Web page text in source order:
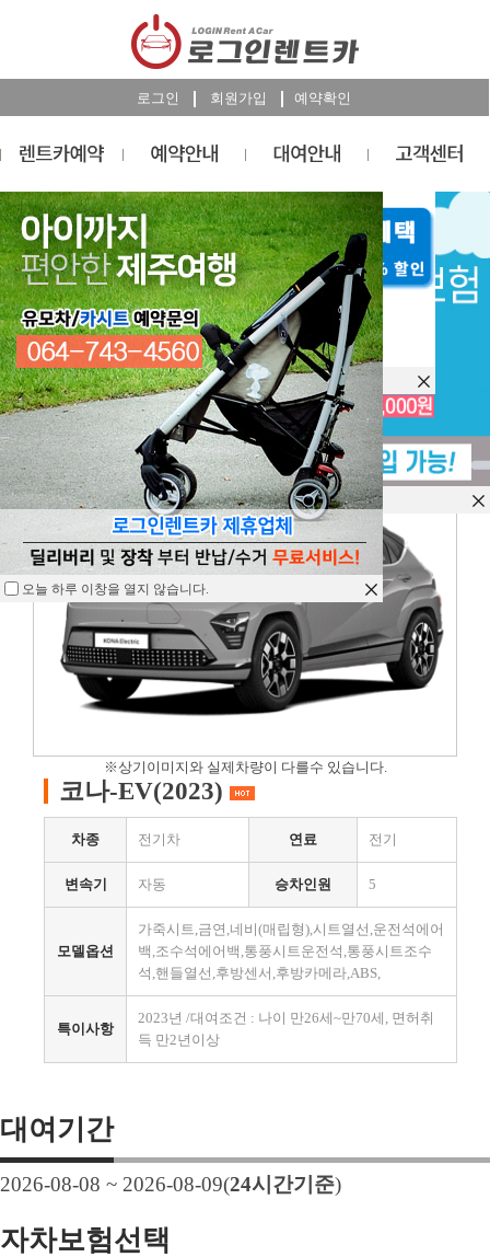
로그인 회원가입 예약확인
렌트카예약
RESERVATION
렌트카 예약하기
※상기이미지와 실제차량이 다를수 있습니다.
코나-EV(2023)
차종 전기차 연료 전기
변속기 자동 승차인원 5
모델옵션
가죽시트,금연,네비(매립형),시트열선,운전석에어
백,조수석에어백,통풍시트운전석,통풍시트조수
석,핸들열선,후방센서,후방카메라,ABS,
특이사항
2023년 /대여조건 : 나이 만26세~만70세, 면허취
득 만2년이상
대여기간
2026-08-08 ~ 2026-08-09(24시간기준)
자차보험선택
오늘 하루 이창을 열지 않습니다.
오늘 하루 이창을 열지 않습니다.
오늘 하루 이창을 열지 않습니다.
오늘 하루 이창을 열지 않습니다.